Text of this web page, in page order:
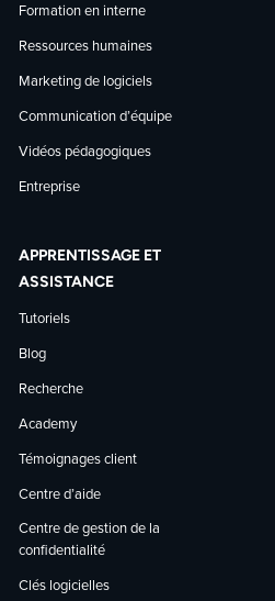
Facebook
LinkedIn
YouTube
Formation en interne
Ressources humaines
Marketing de logiciels
Communication d’équipe
Vidéos pédagogiques
Entreprise
APPRENTISSAGE ET
ASSISTANCE
Tutoriels
Blog
Recherche
Academy
Témoignages client
Centre d’aide
Centre de gestion de la
confidentialité
Clés logicielles